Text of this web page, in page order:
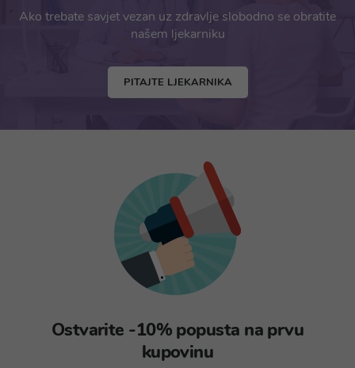
Ako trebate savjet vezan uz zdravlje slobodno se obratite
našem ljekarniku
PITAJTE LJEKARNIKA
Ostvarite -10% popusta na prvu
kupovinu